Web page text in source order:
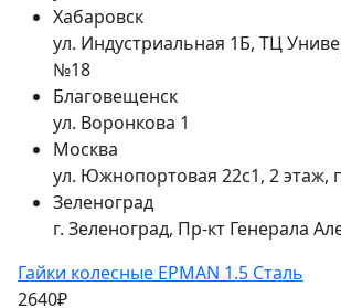
Хабаровск
ул. Индустриальная 1Б, ТЦ
№18
Благовещенск
ул. Воронкова 1
Москва
ул. Южнопортовая 22с1, 2 этаж,
Зеленоград
г. Зеленоград, Пр-кт Генерала
Гайки колесные EPMAN 1.5 Сталь
2640₽